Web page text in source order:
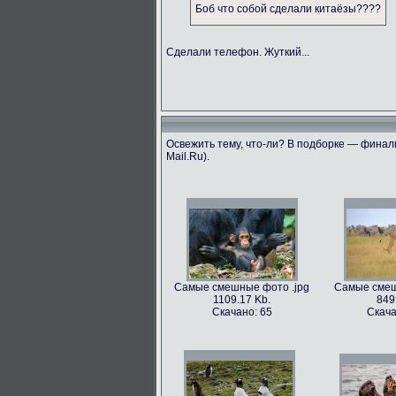
Боб что собой сделали китаёзы????
Сделали телефон. Жуткий...
Освежить тему, что-ли? В подборке —
Mail.Ru).
Самые смешные фото .jpg
1109.17 Kb.
Скачано: 65
Самые